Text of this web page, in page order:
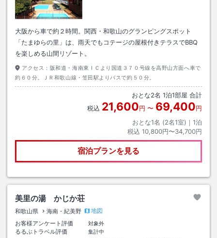
大阪から車で約２時間。関西・和歌山のグランピングスポット
「たまゆらの里」は、雨天でもコテージの屋根付きテラスでBBQ
を楽しめる山間リゾート。
アクセス： 阪和道・海南東ＩＣより国道３７０号線を高野山方面へ車で
約６０分。ＪＲ和歌山線・笠田駅よりバスで約５０分。
おとな2名 1泊1部屋 合計
税込 21,600円 〜 69,400円
おとな1名 (2名1室)｜ 1泊
税込 10,800円〜34,700円
宿泊プランを見る
美里の湯 かじか荘
和歌山県 海南・紀美野
地図
お客様アンケート評価
対象外
るるぶトラベル評価
集計中